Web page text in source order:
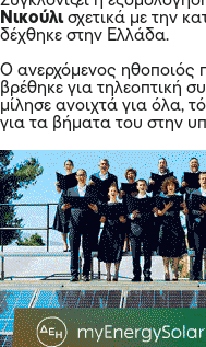
Νικούλισχετικά με την
δέχθηκε στην Ελλάδα.
Ο ανερχόμενος ηθοποιός
βρέθηκε για τηλεοπτική
μίλησε ανοιχτά για όλα,
για τα βήματα του στην